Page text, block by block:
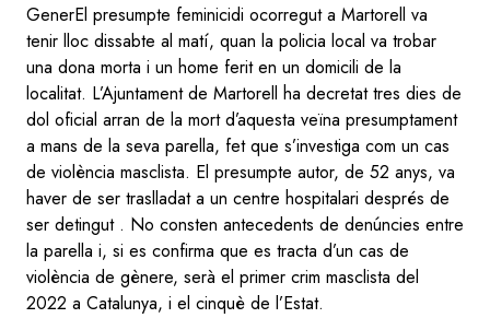
GenerEl presumpte feminicidi ocorregut a Martorell va
tenir lloc dissabte al matí, quan la policia local va trobar
una dona morta i un home ferit en un domicili de la
localitat. L’Ajuntament de Martorell ha decretat tres dies de
dol oficial arran de la mort d’aquesta veïna presumptament
a mans de la seva parella, fet que s’investiga com un cas
de violència masclista. El presumpte autor, de 52 anys, va
haver de ser traslladat a un centre hospitalari després de
ser detingut . No consten antecedents de denúncies entre
la parella i, si es confirma que es tracta d’un cas de
violència de gènere, serà el primer crim masclista del
2022 a Catalunya, i el cinquè de l’Estat.